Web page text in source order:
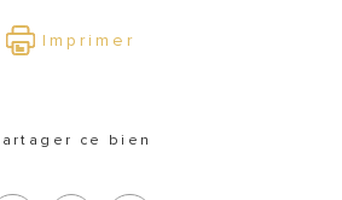
Imprimer
Partager ce bien